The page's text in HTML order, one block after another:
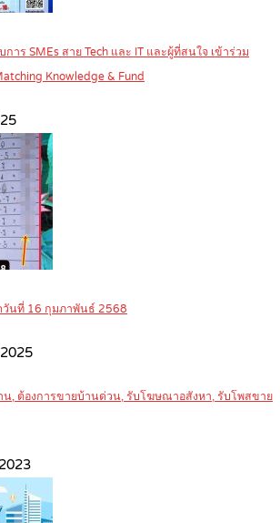
าร SMEs สาย Tech และ IT และผู้ที่สนใจ เข้าร่วม
Knowledge & Fund
วันที่ 16 กุมภาพันธ์ 2568
, ต้องการขายบ้านด่วน, รับโฆษณาอสังหา, รับโพสขาย